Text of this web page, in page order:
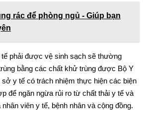
rác để phòng ngủ - Giúp bạn
tế phải được vệ sinh sạch sẽ thường
bằng các chất khử trùng được Bộ Y
y tế có trách nhiệm thực hiện các biện
để ngăn ngừa rủi ro từ chất thải y tế và
viên y tế, bệnh nhân và cộng đồng.